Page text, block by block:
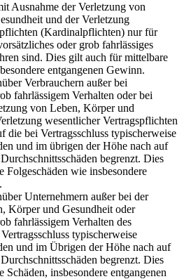
Ausnahme der Verletzung von
und der Verletzung
(Kardinalpflichten) nur für
oder grob fahrlässiges
sind. Dies gilt auch für mittelbare
entgangenen Gewinn.
Verbrauchern außer bei
fahrlässigem Verhalten oder bei
von Leben, Körper und
wesentlicher Vertragspflichten
die bei Vertragsschluss typischerweise
und im übrigen der Höhe nach auf
begrenzt. Dies
Folgeschäden wie insbesondere
Unternehmern außer bei der
Körper und Gesundheit oder
fahrlässigem Verhalten des
typischerweise
und im Übrigen der Höhe nach auf
begrenzt. Dies
insbesondere entgangenen